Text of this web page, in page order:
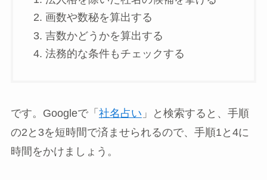
画数や数秘を算出する
吉数かどうかを算出する
法務的な条件もチェックする
です。Googleで「 社名占い 」と検索すると、手順
の2と3を短時間で済ませられるので、手順1と4に
時間をかけましょう。